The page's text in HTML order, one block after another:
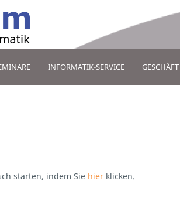
INFORMATIK-SERVICE GESCHÄFT
starten, indem Sie hier klicken.